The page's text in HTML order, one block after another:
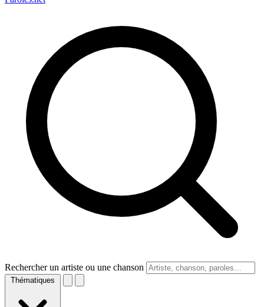
Rechercher un artiste ou une chanson
Thématiques